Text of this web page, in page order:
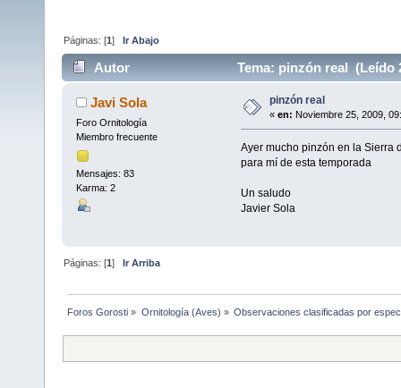
Páginas: [1]Ir Abajo
Autor Tema: pinzón real (Leído
Javi Sola
Foro Ornitología
Miembro frecuente
Mensajes: 83
Karma: 2
pinzón real
« en: Noviembre 25, 2009,
Ayer mucho pinzón en la Sierra
para mí de esta temporada
Un saludo
Javier Sola
Páginas: [1] Ir Arriba
Foros Gorosti » Ornitología (Aves) » Observaciones clasificadas por